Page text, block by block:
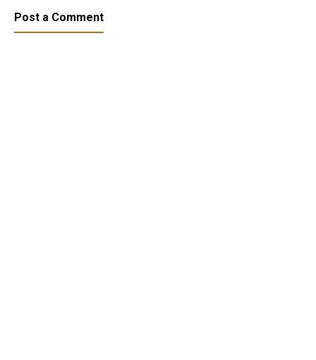
Post a Comment